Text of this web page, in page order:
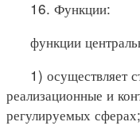
16. Функции:
функции
1) осуществляет
реализационные и
регулируемых сферах;